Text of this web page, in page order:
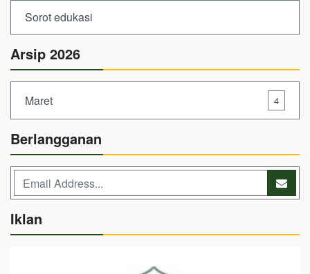
Sorot edukasi
Arsip 2026
Maret 4
Berlangganan
Iklan